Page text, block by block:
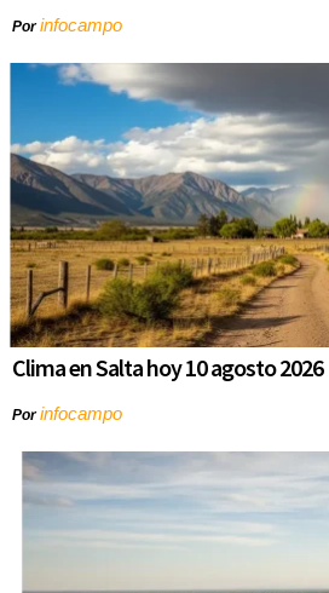
Porinfocampo
Clima en Salta hoy 10 agosto 2026
Porinfocampo